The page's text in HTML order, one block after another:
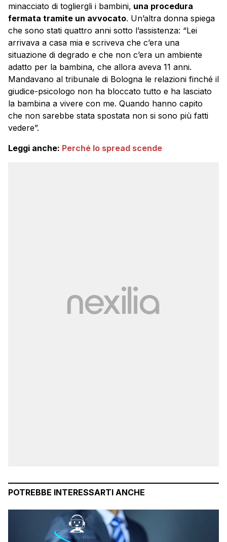
minacciato di togliergli i bambini, una procedura
fermata tramite un avvocato. Un’altra donna spiega
che sono stati quattro anni sotto l’assistenza: “Lei
arrivava a casa mia e scriveva che c’era una
situazione di degrado e che non c’era un ambiente
adatto per la bambina, che allora aveva 11 anni.
Mandavano al tribunale di Bologna le relazioni finché il
giudice-psicologo non ha bloccato tutto e ha lasciato
la bambina a vivere con me. Quando hanno capito
che non sarebbe stata spostata non si sono più fatti
vedere”.
Leggi anche: Perché lo spread scende
POTREBBE INTERESSARTI ANCHE